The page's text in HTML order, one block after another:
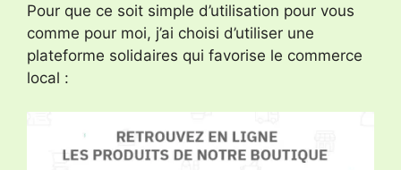
Pour que ce soit simple d’utilisation pour vous
comme pour moi, j’ai choisi d’utiliser une
plateforme solidaires qui favorise le commerce
local :